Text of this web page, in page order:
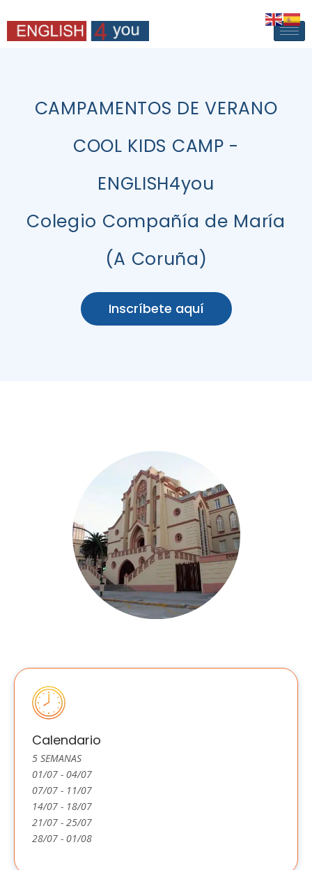
este
sitio
CAMPAMENTOS DE VERANO
COOL KIDS CAMP -
ENGLISH4you
Colegio Compañía de María
(A Coruña)
Inscríbete aquí
Calendario
5 SEMANAS
01/07 - 04/07
07/07 - 11/07
14/07 - 18/07
21/07 - 25/07
28/07 - 01/08